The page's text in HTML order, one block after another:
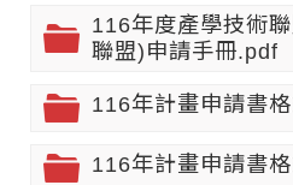
116年度產學技術
聯盟)申請手冊.pdf
116年計畫申請書
116年計畫申請書